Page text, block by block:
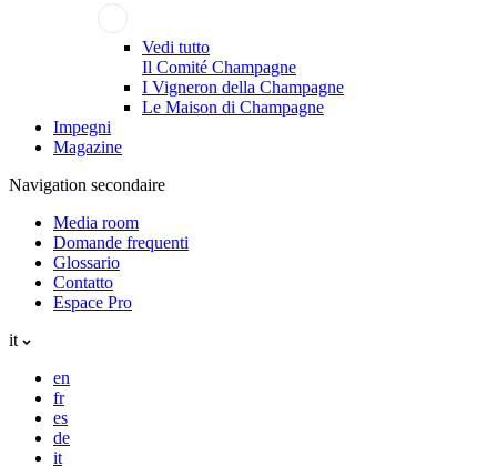
Vedi tutto
Il Comité Champagne
I Vigneron della Champagne
Le Maison di Champagne
Impegni
Magazine
Navigation secondaire
Media room
Domande frequenti
Glossario
Contatto
Espace Pro
it
en
fr
es
de
it